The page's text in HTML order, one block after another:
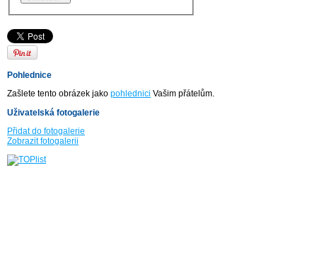
Pohlednice
Zašlete tento obrázek jako pohlednici Vašim přátelům.
Uživatelská fotogalerie
Přidat do fotogalerie
Zobrazit fotogalerii